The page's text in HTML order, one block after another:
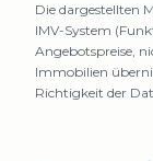
Die dargestellten
IMV-System
Angebotspreise,
Immobilien
Richtigkeit der